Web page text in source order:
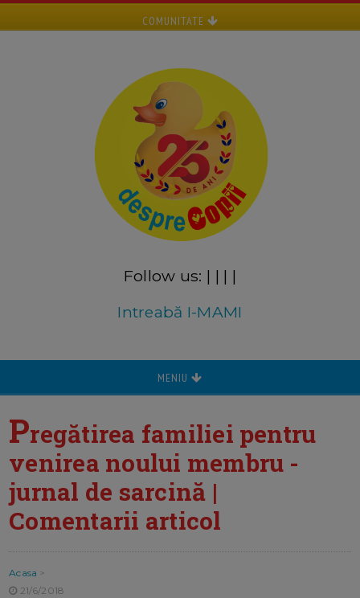
COMUNITATE
Follow us: | | | |
Intreabă I-MAMI
MENIU
Pregătirea familiei pentru
venirea noului membru -
jurnal de sarcină |
Comentarii articol
Acasa >
21/6/2018